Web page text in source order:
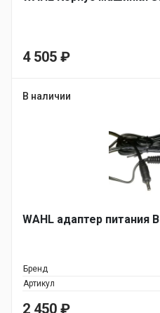
4 505 ₽
В наличии
WAHL адаптер питания
Бренд
Артикул
2 450 ₽